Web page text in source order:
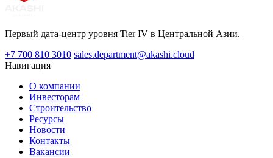
Первый дата-центр уровня Tier IV в Центральной Азии.
+7 700 810 3010 sales.department@akashi.cloud
Навигация
О компании
Инвесторам
Строительство
Ресурсы
Новости
Контакты
Вакансии